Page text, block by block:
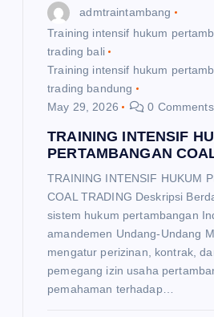
admtraintambang
Training intensif hukum
trading bali
Training intensif hukum
trading bandung
May 29, 2026
0 Comments
TRAINING INTENSIF
PERTAMBANGAN
TRAINING INTENSIF HUKUM
COAL TRADING Deskripsi
sistem hukum pertambangan
amandemen Undang-Undang
mengatur perizinan, kontrak,
pemegang izin usaha
pemahaman terhadap…